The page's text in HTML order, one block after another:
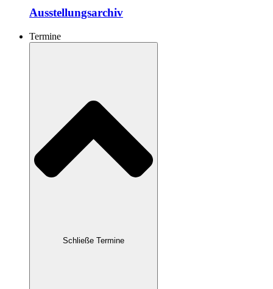
Ausstellungsarchiv
Termine
Schließe Termine